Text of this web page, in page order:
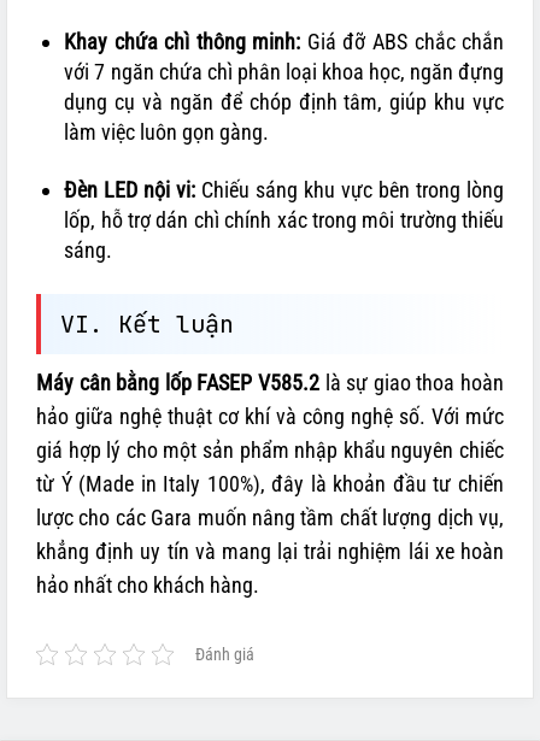
Khay chứa chì thông minh: Giá đỡ ABS chắc chắn
với 7 ngăn chứa chì phân loại khoa học, ngăn đựng
dụng cụ và ngăn để chóp định tâm, giúp khu vực
làm việc luôn gọn gàng.
Đèn LED nội vi: Chiếu sáng khu vực bên trong lòng
lốp, hỗ trợ dán chì chính xác trong môi trường thiếu
sáng.
VI. Kết luận
Máy cân bằng lốp FASEP V585.2 là sự giao thoa hoàn
hảo giữa nghệ thuật cơ khí và công nghệ số. Với mức
giá hợp lý cho một sản phẩm nhập khẩu nguyên chiếc
từ Ý (Made in Italy 100%), đây là khoản đầu tư chiến
lược cho các Gara muốn nâng tầm chất lượng dịch vụ,
khẳng định uy tín và mang lại trải nghiệm lái xe hoàn
hảo nhất cho khách hàng.
Đánh giá